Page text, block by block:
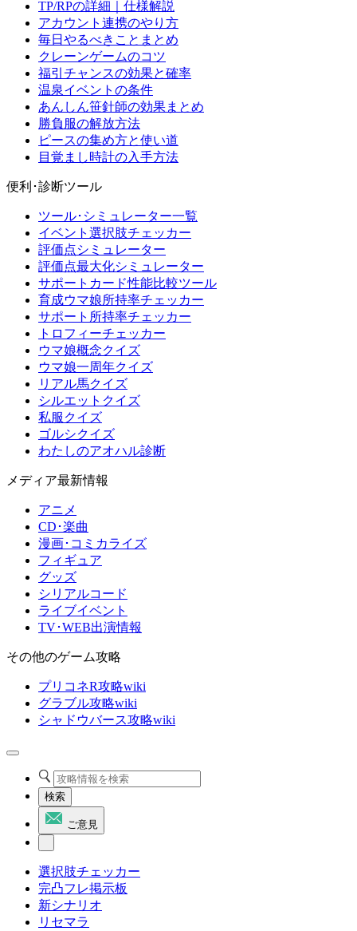
TP/RPの詳細｜仕様解説
アカウント連携のやり方
毎日やるべきことまとめ
クレーンゲームのコツ
福引チャンスの効果と確率
温泉イベントの条件
あんしん笹針師の効果まとめ
勝負服の解放方法
ピースの集め方と使い道
目覚まし時計の入手方法
便利･診断ツール
ツール･シミュレーター一覧
イベント選択肢チェッカー
評価点シミュレーター
評価点最大化シミュレーター
サポートカード性能比較ツール
育成ウマ娘所持率チェッカー
サポート所持率チェッカー
トロフィーチェッカー
ウマ娘概念クイズ
ウマ娘一周年クイズ
リアル馬クイズ
シルエットクイズ
私服クイズ
ゴルシクイズ
わたしのアオハル診断
メディア最新情報
アニメ
CD･楽曲
漫画･コミカライズ
フィギュア
グッズ
シリアルコード
ライブイベント
TV･WEB出演情報
その他のゲーム攻略
プリコネR攻略wiki
グラブル攻略wiki
シャドウバース攻略wiki
検索
ご意見
選択肢チェッカー
完凸フレ掲示板
新シナリオ
リセマラ